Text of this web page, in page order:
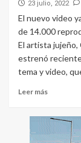
23 julio, 2022
El nuevo video
de 14.000
El artista jujeño,
estrenó
tema y video,
Leer más